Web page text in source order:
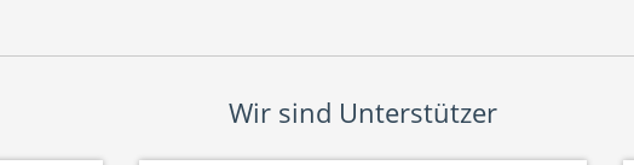
Wir sind Unterstützer